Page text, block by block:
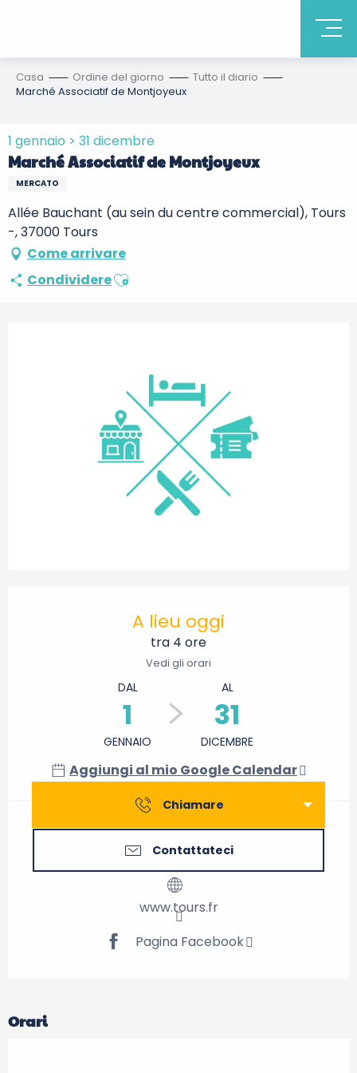
Casa Ordine del giorno
Tutto il diario
Marché Associatif de Montjoyeux
1 gennaio > 31 dicembre
Marché Associatif de Montjoyeux
MERCATO
Allée Bauchant (au sein du centre commercial), Tours
-, 37000 Tours
Come arrivare
CondividereAjouter aux favoris
A lieu oggi
tra 4 ore
Vedi gli orari
DAL
1
GENNAIO
AL
31
DICEMBRE
Aggiungi al mio Google Calendar
Chiamare
Contattateci
www.tours.fr
Pagina Facebook
Orari